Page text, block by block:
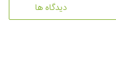
دیدگاه ها